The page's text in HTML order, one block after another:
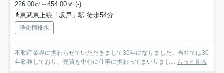
226.00㎡～454.00㎡ (-)
東武東上線「坂戸」駅 徒歩54分
浄化槽排水
不動産業界に携わらせていただきまして35年になりました。当社では30
年勤務しており、売買を中心に仕事に携わってまいりまし... もっと見る